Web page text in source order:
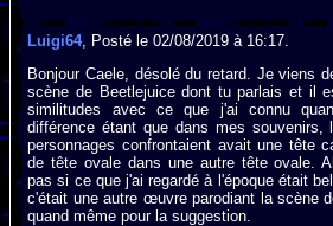
Luigi64, Posté le 02/08/2019 à 16:17.
Bonjour Caele, désolé du retard. Je viens
scène de Beetlejuice dont tu parlais et il
similitudes avec ce que j'ai connu
différence étant que dans mes souvenirs,
personnages confrontaient avait une tête
de tête ovale dans une autre tête ovale.
pas si ce que j'ai regardé à l'époque était
c'était une autre œuvre parodiant la scène
quand même pour la suggestion.